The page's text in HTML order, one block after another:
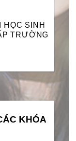
HỌC SINH
TRƯỜNG
KHÓA